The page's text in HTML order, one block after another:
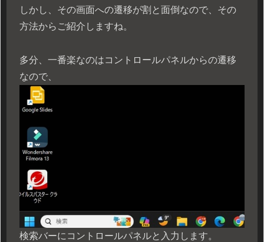
しかし、その画面への遷移が割と面倒なので、その
方法からご紹介しますね。
多分、一番楽なのはコントロールパネルからの遷移
なので、
検索バーにコントロールパネルと入力します。